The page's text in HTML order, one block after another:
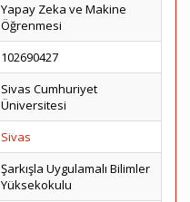
Yapay Zeka ve Makine
Öğrenmesi
102690427
Sivas Cumhuriyet
Üniversitesi
Sivas
Şarkışla Uygulamalı Bilimler
Yüksekokulu